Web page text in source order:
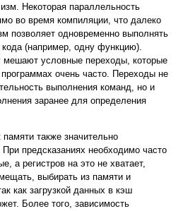
Некоторая параллельность
во время компиляции, что далеко
позволяет одновременно выполнять
(например, одну функцию).
мешают условные переходы, которые
очень часто. Переходы не
выполнения команд, но и
заранее для определения
также значительно
предсказаниях необходимо часто
а регистров на это не хватает,
выбирать из памяти и
как загрузкой данных в кэш
Более того, зависимость